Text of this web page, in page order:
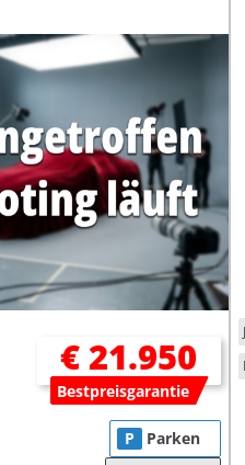
€ 21.950
Bestpreisgarantie
P Parken